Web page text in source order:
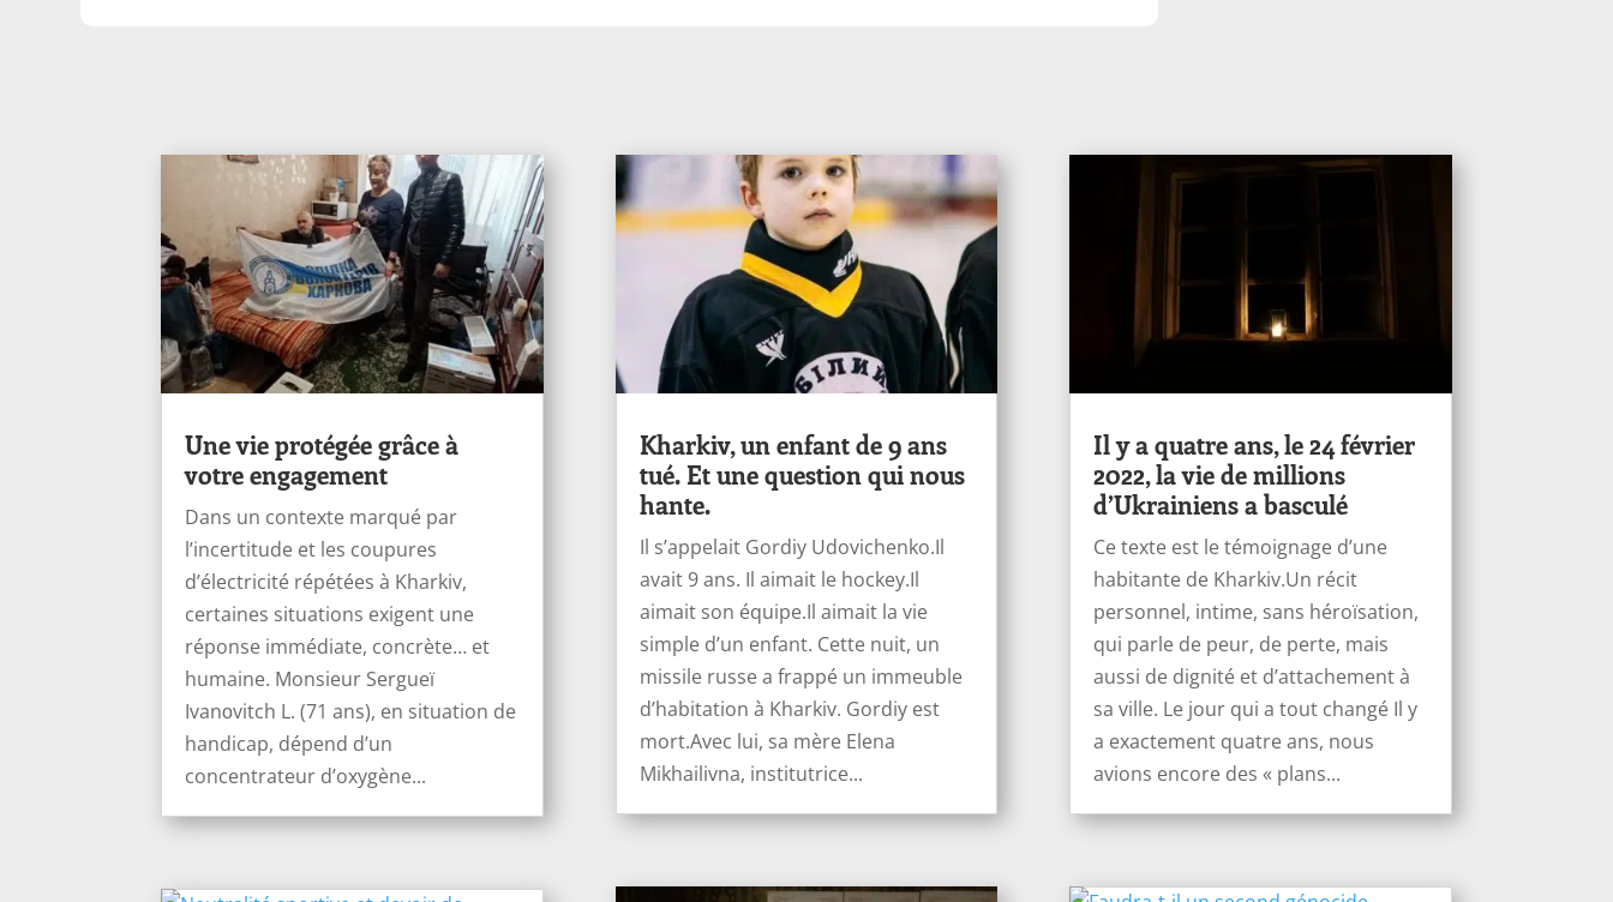
Une vie protégée grâce à
votre engagement
Dans un contexte marqué par
l’incertitude et les coupures
d’électricité répétées à Kharkiv,
certaines situations exigent une
réponse immédiate, concrète… et
humaine. Monsieur Sergueï
Ivanоvitch L. (71 ans), en situation de
handicap, dépend d’un
concentrateur d’oxygène...
Kharkiv, un enfant de 9 ans
tué. Et une question qui nous
hante.
Il s’appelait Gordiy Udovichenko.Il
avait 9 ans. Il aimait le hockey.Il
aimait son équipe.Il aimait la vie
simple d’un enfant. Cette nuit, un
missile russe a frappé un immeuble
d’habitation à Kharkiv. Gordiy est
mort.Avec lui, sa mère Elena
Mikhailivna, institutrice...
Il y a quatre ans, le 24 février
2022, la vie de millions
d’Ukrainiens a basculé
Ce texte est le témoignage d’une
habitante de Kharkiv.Un récit
personnel, intime, sans héroïsation,
qui parle de peur, de perte, mais
aussi de dignité et d’attachement à
sa ville. Le jour qui a tout changé Il y
a exactement quatre ans, nous
avions encore des « plans...